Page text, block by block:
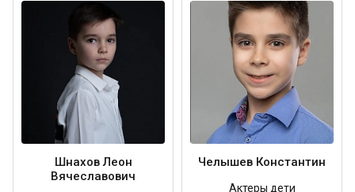
Шнахов Леон
Вячеславович
Челышев Константин
Актеры дети